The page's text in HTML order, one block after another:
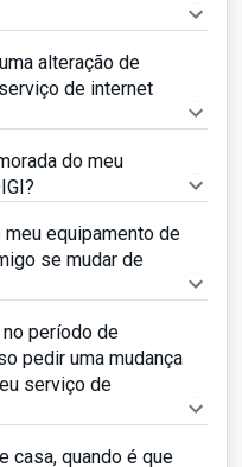
alteração de
de internet
do meu
meu equipamento de
se mudar de
período de
pedir uma mudança
serviço de
casa, quando é que